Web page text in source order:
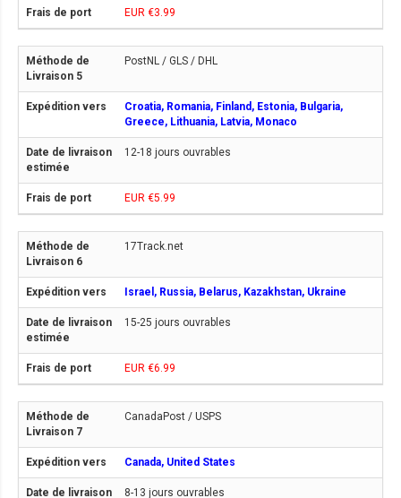
EUR €3.99
PostNL / GLS / DHL
Croatia, Romania, Finland, Estonia, Bulgaria,
Greece, Lithuania, Latvia, Monaco
12-18 jours ouvrables
EUR €5.99
17Track.net
Israel, Russia, Belarus, Kazakhstan, Ukraine
15-25 jours ouvrables
EUR €6.99
CanadaPost / USPS
Canada, United States
8-13 jours ouvrables